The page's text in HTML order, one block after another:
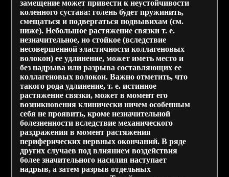
замещение может привести к неустойчивости
коленного сустава: голень будет пружинить,
смещаться и подвергаться подвывихам (см.
ниже). Небольшое растяжение связки т. е.
незначительное, но стойкое (вследствие
несовершенной эластичности коллагеновых
волокон) ее удлинение, может иметь место и
без надрыва или разрыва составляющих ее
коллагеновых волокон. Важно отметить, что
такого рода удлинение, т. е. истинное
растяжение связки, может в момент его
возникновения клинически ничем особенным
себя не проявить, кроме незначительной
болезненности вследствие механического
раздражения в момент растяжения
периферических нервных окончаний. В ряде
других случаев под влиянием воздействия
более значительного насилия наступает
надрыв, а затем разрыв отдельных